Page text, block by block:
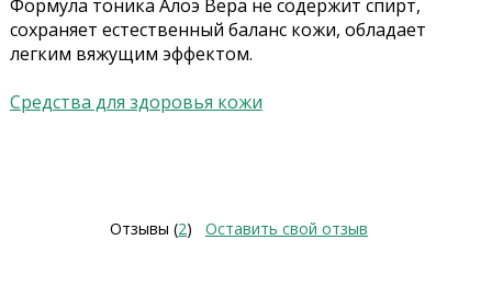
Формула тоника Алоэ Вера не содержит спирт,
сохраняет естественный баланс кожи, обладает
легким вяжущим эффектом.
Средства для здоровья кожи
Отзывы (2) Оставить свой отзыв